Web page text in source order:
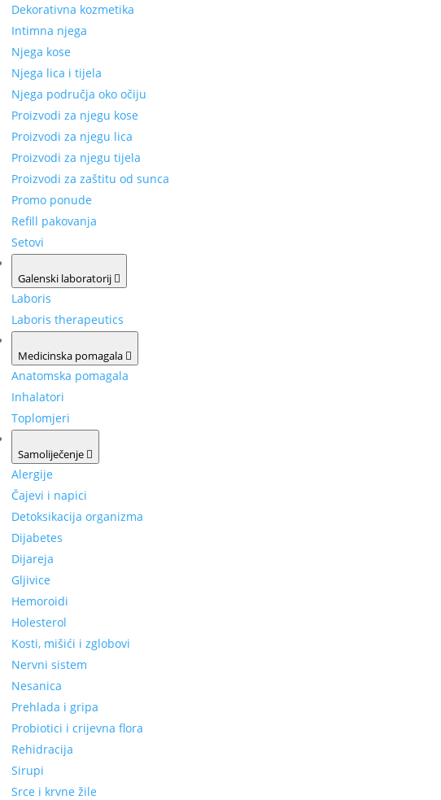
Dekorativna kozmetika
Intimna njega
Njega kose
Njega lica i tijela
Njega područja oko očiju
Proizvodi za njegu kose
Proizvodi za njegu lica
Proizvodi za njegu tijela
Proizvodi za zaštitu od sunca
Promo ponude
Refill pakovanja
Setovi
Galenski laboratorij
Laboris
Laboris therapeutics
Medicinska pomagala
Anatomska pomagala
Inhalatori
Toplomjeri
Samoliječenje
Alergije
Čajevi i napici
Detoksikacija organizma
Dijabetes
Dijareja
Gljivice
Hemoroidi
Holesterol
Kosti, mišići i zglobovi
Nervni sistem
Nesanica
Prehlada i gripa
Probiotici i crijevna flora
Rehidracija
Sirupi
Srce i krvne žile